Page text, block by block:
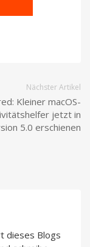
Nächster Artikel
Kleiner macOS-
jetzt in
5.0 erschienen
dieses Blogs